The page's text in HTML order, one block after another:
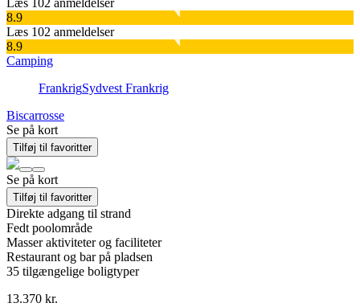
Læs 102 anmeldelser
8.9
Læs 102 anmeldelser
8.9
Camping
FrankrigSydvest Frankrig
Biscarrosse
Se på kort
Tilføj til favoritter
Se på kort
Tilføj til favoritter
Direkte adgang til strand
Fedt poolområde
Masser aktiviteter og faciliteter
Restaurant og bar på pladsen
35 tilgængelige boligtyper
13.370 kr.